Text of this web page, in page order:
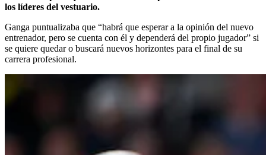
los líderes del vestuario.
Ganga puntualizaba que “habrá que esperar a la opinión del nuevo
entrenador, pero se cuenta con él y dependerá del propio jugador” si
se quiere quedar o buscará nuevos horizontes para el final de su
carrera profesional.